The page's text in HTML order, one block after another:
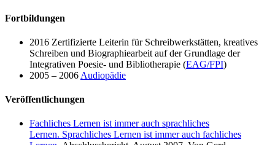
Fortbildungen
2016 Zertifizierte Leiterin für Schreibwerkstätten, kreatives
Schreiben und Biographiearbeit auf der Grundlage der
Integrativen Poesie- und Bibliotherapie (EAG/FPI)
2005 – 2006 Audiopädie
Veröffentlichungen
Fachliches Lernen ist immer auch sprachliches
Lernen. Sprachliches Lernen ist immer auch fachliches